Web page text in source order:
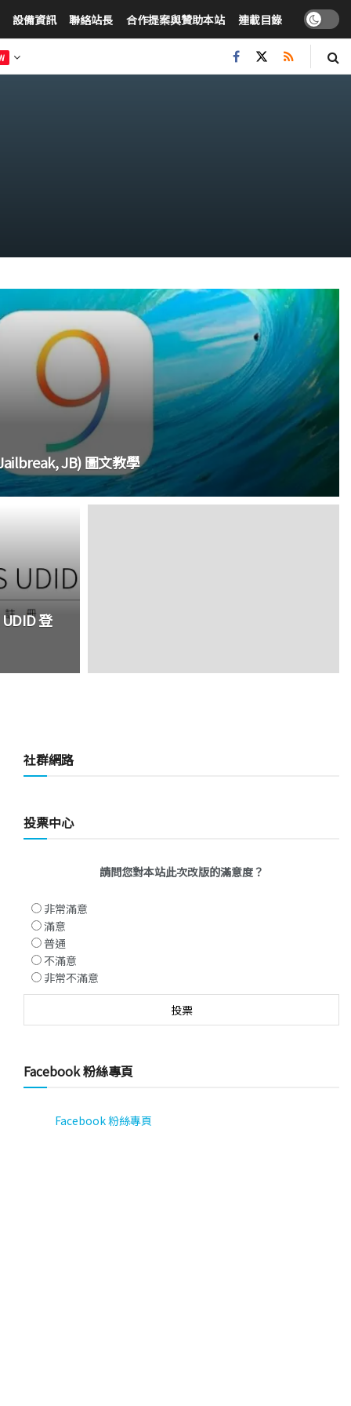
設備資訊 聯絡站長 合作提案與贊助本站 連載目錄
JB) 圖文教學
登
社群網路
投票中心
請問您對本站此次改版的滿意度？
非常滿意
滿意
普通
不滿意
非常不滿意
Facebook 粉絲專頁
Facebook 粉絲專頁